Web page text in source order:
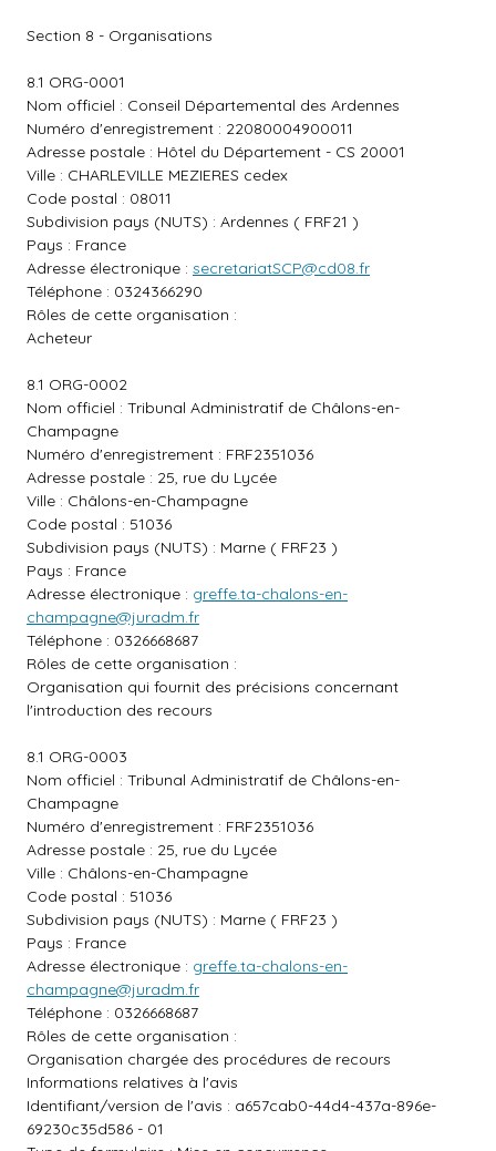
Section 8 - Organisations
8.1 ORG-0001
Nom officiel : Conseil Départemental des Ardennes
Numéro d'enregistrement : 22080004900011
Adresse postale : Hôtel du Département - CS 20001
Ville : CHARLEVILLE MEZIERES cedex
Code postal : 08011
Subdivision pays (NUTS) : Ardennes ( FRF21 )
Pays : France
Adresse électronique : secretariatSCP@cd08.fr
Téléphone : 0324366290
Rôles de cette organisation :
Acheteur
8.1 ORG-0002
Nom officiel : Tribunal Administratif de Châlons-en-
Champagne
Numéro d'enregistrement : FRF2351036
Adresse postale : 25, rue du Lycée
Ville : Châlons-en-Champagne
Code postal : 51036
Subdivision pays (NUTS) : Marne ( FRF23 )
Pays : France
Adresse électronique : greffe.ta-chalons-en-
champagne@juradm.fr
Téléphone : 0326668687
Rôles de cette organisation :
Organisation qui fournit des précisions concernant
l'introduction des recours
8.1 ORG-0003
Nom officiel : Tribunal Administratif de Châlons-en-
Champagne
Numéro d'enregistrement : FRF2351036
Adresse postale : 25, rue du Lycée
Ville : Châlons-en-Champagne
Code postal : 51036
Subdivision pays (NUTS) : Marne ( FRF23 )
Pays : France
Adresse électronique : greffe.ta-chalons-en-
champagne@juradm.fr
Téléphone : 0326668687
Rôles de cette organisation :
Organisation chargée des procédures de recours
Informations relatives à l'avis
Identifiant/version de l'avis : a657cab0-44d4-437a-896e-
69230c35d586 - 01